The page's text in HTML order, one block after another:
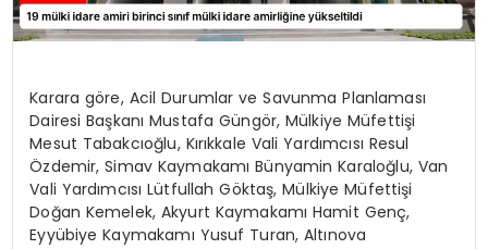
Karara göre, Acil Durumlar ve Savunma Planlaması
Dairesi Başkanı Mustafa Güngör, Mülkiye Müfettişi
Mesut Tabakcıoğlu, Kırıkkale Vali Yardımcısı Resul
Özdemir, Simav Kaymakamı Bünyamin Karaloğlu, Van
Vali Yardımcısı Lütfullah Göktaş, Mülkiye Müfettişi
Doğan Kemelek, Akyurt Kaymakamı Hamit Genç,
Eyyübiye Kaymakamı Yusuf Turan, Altınova